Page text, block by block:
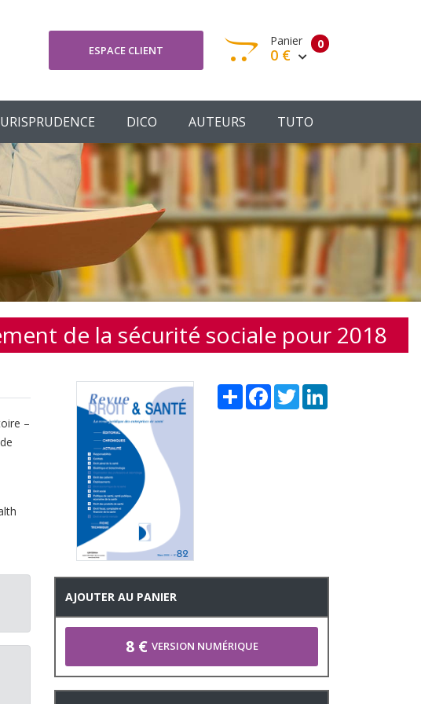
ESPACE CLIENT 0
Panier
0 €
Votre panier est vide
Votre Panier Commander
DICO AUTEURS TUTO
de la sécurité sociale pour 2018
–
Share FacebookTwitter
AJOUTER AU PANIER
8 € VERSION NUMÉRIQUE